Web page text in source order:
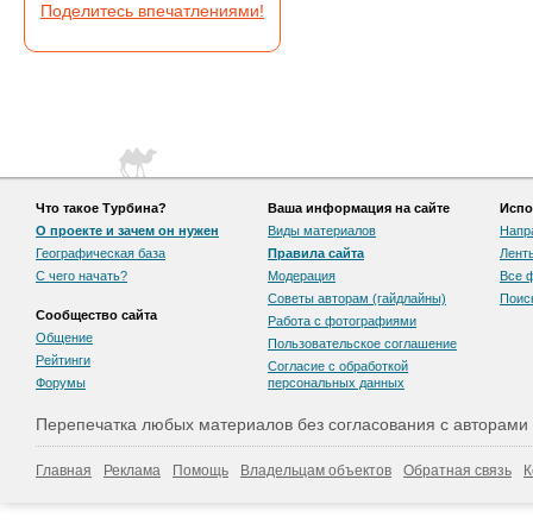
Поделитесь впечатлениями!
Что такое Турбина?
О проекте и зачем он нужен
Географическая база
С чего начать?
Сообщество сайта
Общение
Рейтинги
Форумы
Ваша информация на сайте
Виды материалов
Правила сайта
Модерация
Советы авторам (гайдлайны)
Работа с фотографиями
Пользовательскоe соглашение
Согласие с обработкой
персональных данных
Все
Перепечатка любых материалов без согласования с
Главная Реклама Помощь Владельцам объектов Обратная связь